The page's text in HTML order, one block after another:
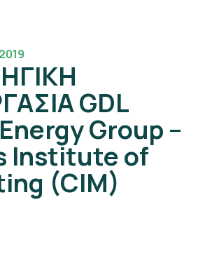
GDL
Group –
Institute of
(CIM)